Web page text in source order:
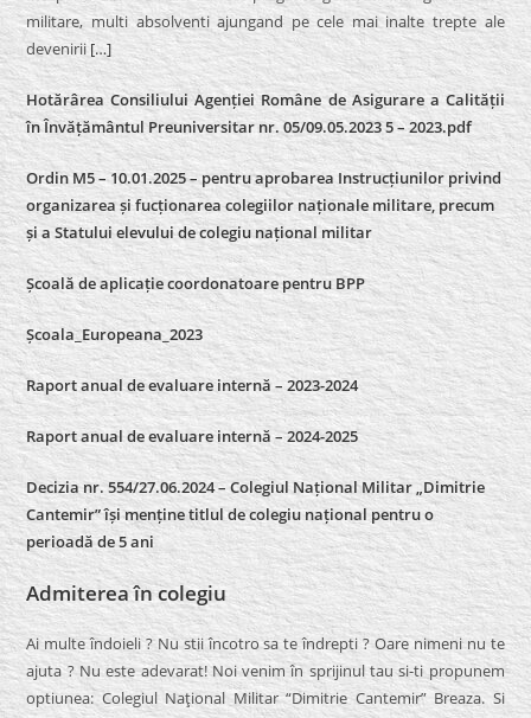
militare, multi absolventi ajungand pe cele mai inalte trepte ale
devenirii […]
Hotărârea Consiliului Agenției Române de Asigurare a Calității
în Învățământul Preuniversitar nr. 05/09.05.2023 5 – 2023.pdf
Ordin M5 – 10.01.2025 – pentru aprobarea Instrucțiunilor privind
organizarea și fucționarea colegiilor naționale militare, precum
și a Statului elevului de colegiu național militar
Școală de aplicație coordonatoare pentru BPP
Școala_Europeana_2023
Raport anual de evaluare internă – 2023-2024
Raport anual de evaluare internă –2024-2025
Decizia nr. 554/27.06.2024 – Colegiul Național Militar „Dimitrie
Cantemir” își menține titlul de colegiu național pentru o
perioadă de 5 ani
Admiterea în colegiu
Ai multe îndoieli ? Nu stii încotro sa te îndrepti ? Oare nimeni nu te
ajuta ? Nu este adevarat! Noi venim în sprijinul tau si-ti propunem
optiunea: Colegiul Naţional Militar “Dimitrie Cantemir” Breaza. Si